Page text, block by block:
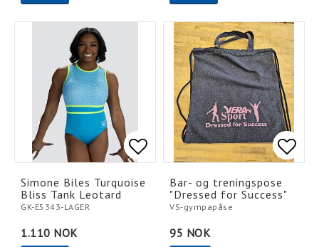
Add to list of favorites
Add to list of favorites
Simone Biles Turquoise
Bliss Tank Leotard
GK-E5343-LAGER
1.110 NOK
Add
Add
Bar- og treningspose
"Dressed for Success"
VS-gympapåse
95 NOK